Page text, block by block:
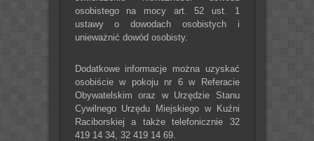
osobistego na mocy art. 52 ust. 1
ustawy o dowodach osobistych i
unieważnić dowód osobisty.
Dodatkowe informacje można uzyskać
osobiście w pokoju nr 6 w Referacie
Obywatelskim oraz w Urzędzie Stanu
Cywilnego Urzędu Miejskiego w Kuźni
Raciborskiej a także telefonicznie 32
419 14 34, 32 419 14 69.